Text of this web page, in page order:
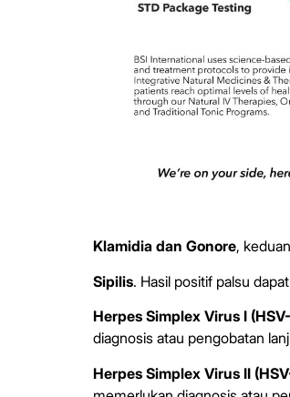
Klamidia dan Gonore,
Sipilis. Hasil positif palsu
Herpes Simplex Virus I
diagnosis atau pengobatan
Herpes Simplex Virus II